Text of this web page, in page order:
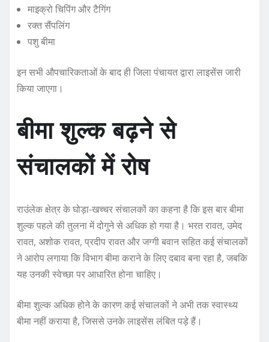
माइक्रो चिपिंग और टैगिंग
रक्त सैंपलिंग
पशु बीमा
इन सभी औपचारिकताओं के बाद ही जिला पंचायत द्वारा लाइसेंस जारी
किया जाएगा।
बीमा शुल्क बढ़ने से
संचालकों में रोष
राउंलेक क्षेत्र के घोड़ा-खच्चर संचालकों का कहना है कि इस बार बीमा
शुल्क पहले की तुलना में दोगुने से अधिक हो गया है। भरत रावत, उमेद
रावत, अशोक रावत, प्रदीप रावत और जग्गी बवान सहित कई संचालकों
ने आरोप लगाया कि विभाग बीमा कराने के लिए दबाव बना रहा है, जबकि
यह उनकी स्वेच्छा पर आधारित होना चाहिए।
बीमा शुल्क अधिक होने के कारण कई संचालकों ने अभी तक स्वास्थ्य
बीमा नहीं कराया है, जिससे उनके लाइसेंस लंबित पड़े हैं।